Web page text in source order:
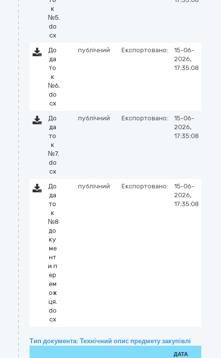
к
№5.
do
cx
До
да
то
к
№6.
do
cx
публічний Експортовано:
15-06-
2026,
17:35:08
До
да
то
к
№7.
do
cx
публічний Експортовано:
15-06-
2026,
17:35:08
До
да
то
к
№8
до
ку
ме
нт
и п
ер
ем
ож
ця.
do
cx
публічний Експортовано:
15-06-
2026,
17:35:08
Тип документа: Технічний опис предмету закупівлі
ДАТА